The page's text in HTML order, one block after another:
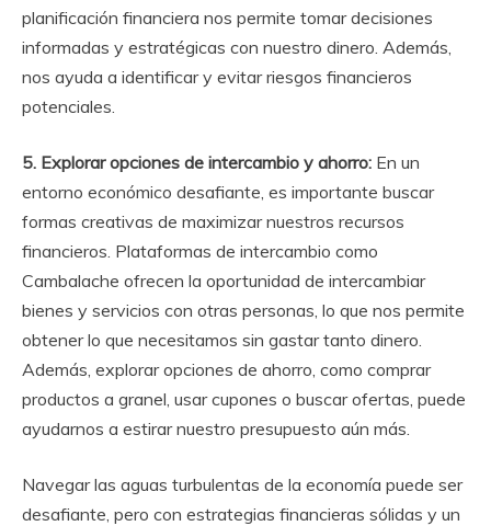
planificación financiera nos permite tomar decisiones
informadas y estratégicas con nuestro dinero. Además,
nos ayuda a identificar y evitar riesgos financieros
potenciales.
5. Explorar opciones de intercambio y ahorro: En un
entorno económico desafiante, es importante buscar
formas creativas de maximizar nuestros recursos
financieros. Plataformas de intercambio como
Cambalache ofrecen la oportunidad de intercambiar
bienes y servicios con otras personas, lo que nos permite
obtener lo que necesitamos sin gastar tanto dinero.
Además, explorar opciones de ahorro, como comprar
productos a granel, usar cupones o buscar ofertas, puede
ayudarnos a estirar nuestro presupuesto aún más.
Navegar las aguas turbulentas de la economía puede ser
desafiante, pero con estrategias financieras sólidas y un